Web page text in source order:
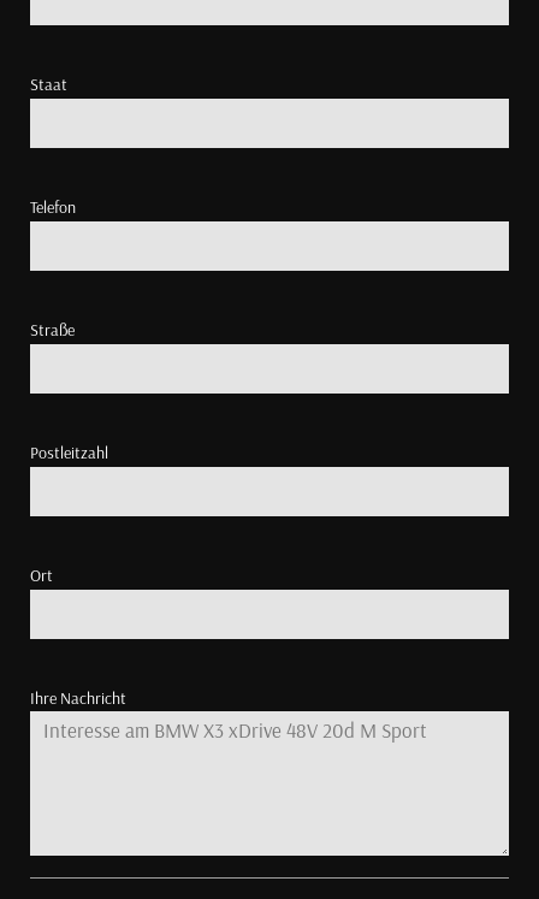
Staat
Telefon
Straße
Postleitzahl
Ort
Ihre Nachricht